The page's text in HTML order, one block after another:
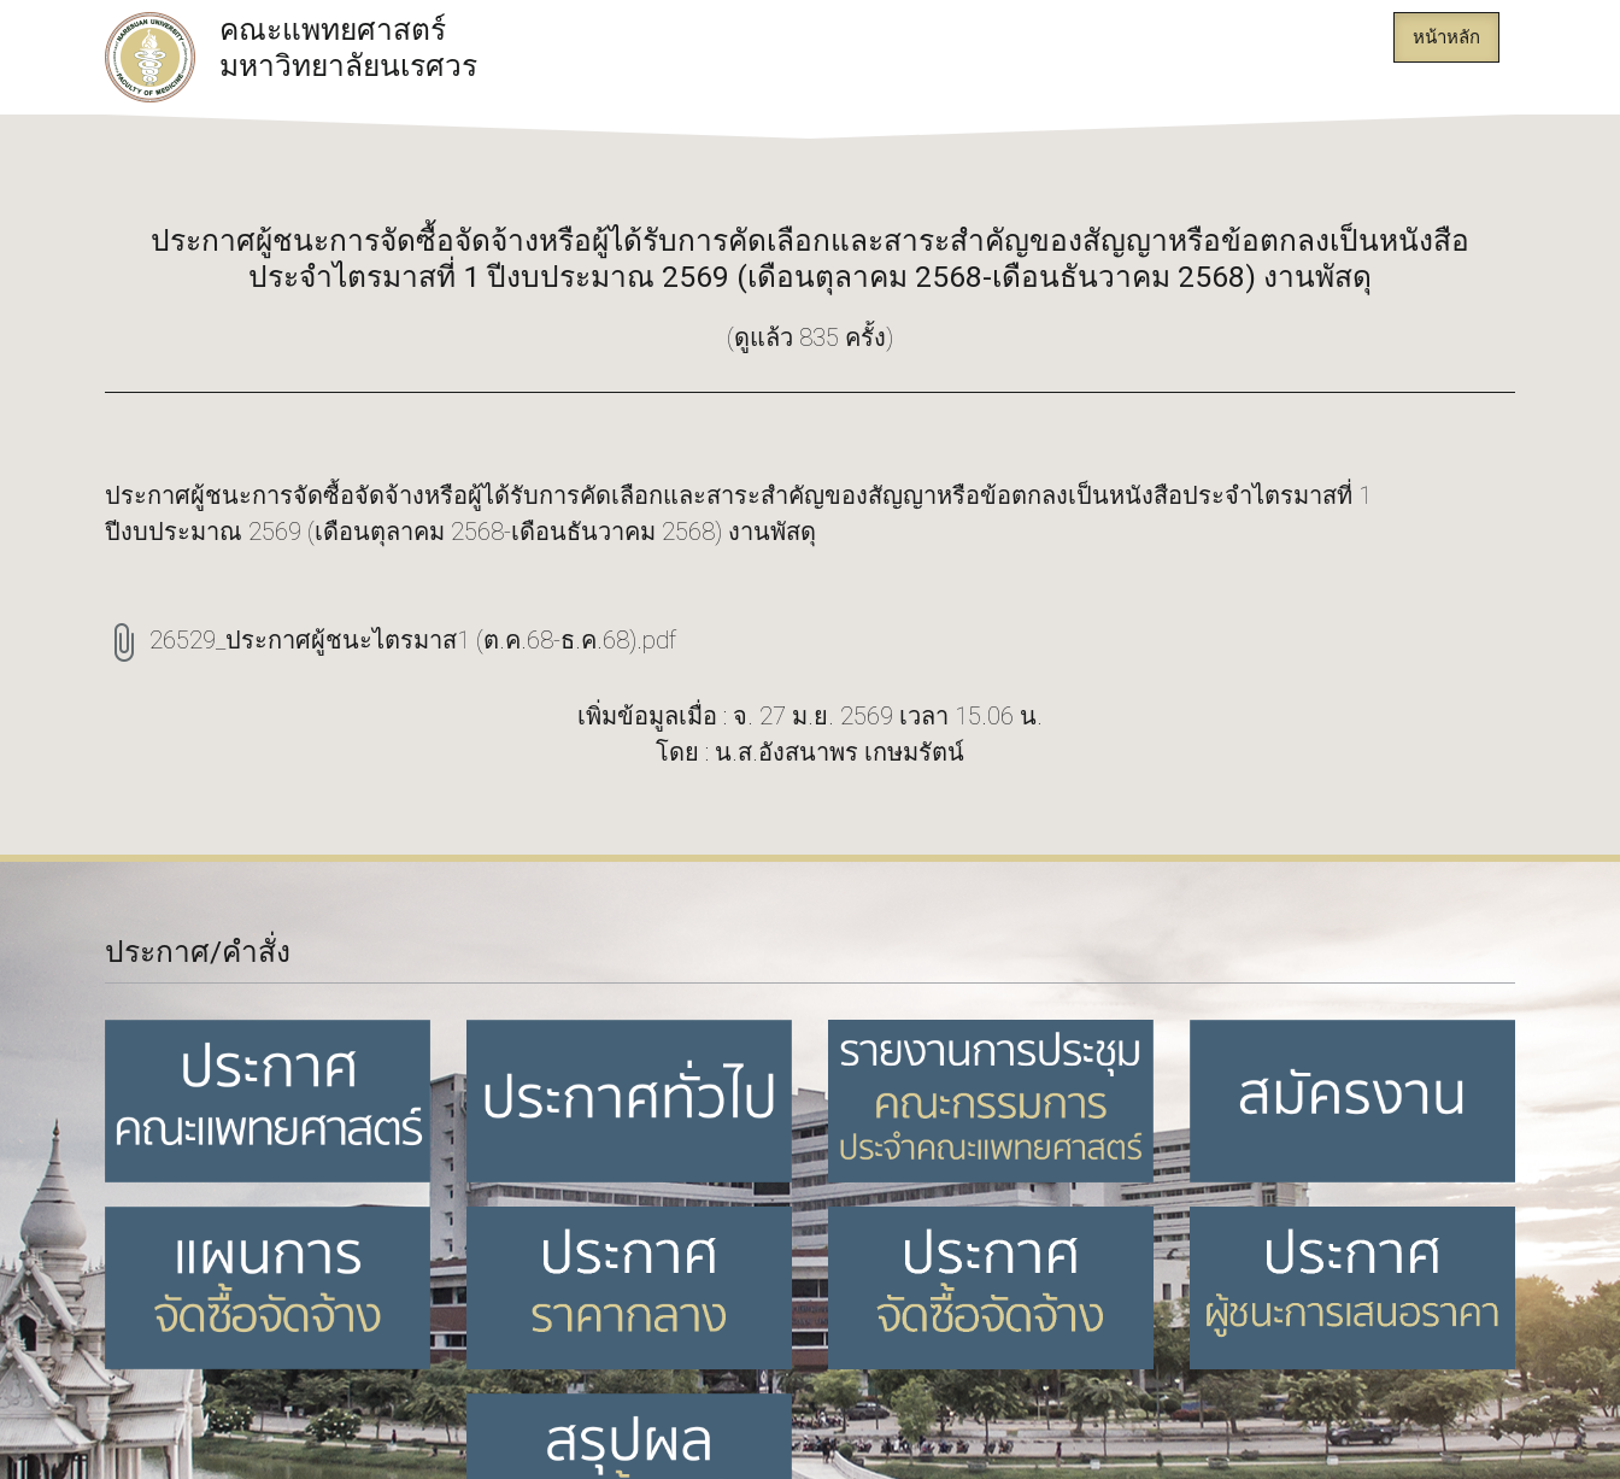
คณะแพทยศาสตร์
มหาวิทยาลัยนเรศวร
หน้าหลัก
ประกาศผู้ชนะการจัดซื้อจัดจ้างหรือผู้ได้รับการคัดเลือกและสาระสำคัญของสัญญาหรือข้อตกลงเป็นหนังสือ
ประจำไตรมาสที่ 1 ปีงบประมาณ 2569 (เดือนตุลาคม 2568-เดือนธันวาคม 2568) งานพัสดุ
(ดูแล้ว 835 ครั้ง)
ประกาศผู้ชนะการจัดซื้อจัดจ้างหรือผู้ได้รับการคัดเลือกและสาระสำคัญของสัญญาหรือข้อตกลงเป็นหนังสือประจำไตรมาสที่ 1
ปีงบประมาณ 2569 (เดือนตุลาคม 2568-เดือนธันวาคม 2568) งานพัสดุ
26529_ประกาศผู้ชนะไตรมาส1 (ต.ค.68-ธ.ค.68).pdf
เพิ่มข้อมูลเมื่อ : จ. 27 ม.ย. 2569 เวลา 15.06 น.
โดย : น.ส.อังสนาพร เกษมรัตน์
ประกาศ/คำสั่ง